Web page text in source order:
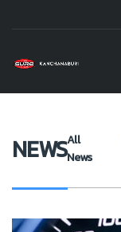
โตโยต้า ชัวร์ กาญจนบุรี
NEWSAll
News